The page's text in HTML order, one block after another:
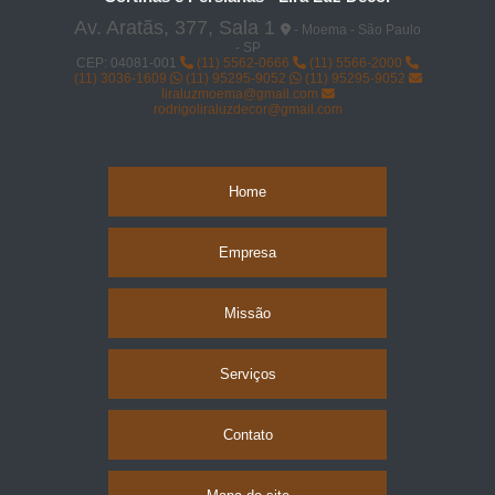
Av. Aratãs, 377, Sala 1
- Moema - São Paulo
- SP
CEP: 04081-001
(11) 5562-0666
(11) 5566-2000
(11) 3036-1609
(11) 95295-9052
(11) 95295-9052
liraluzmoema@gmail.com
rodrigoliraluzdecor@gmail.com
Home
Empresa
Missão
Serviços
Contato